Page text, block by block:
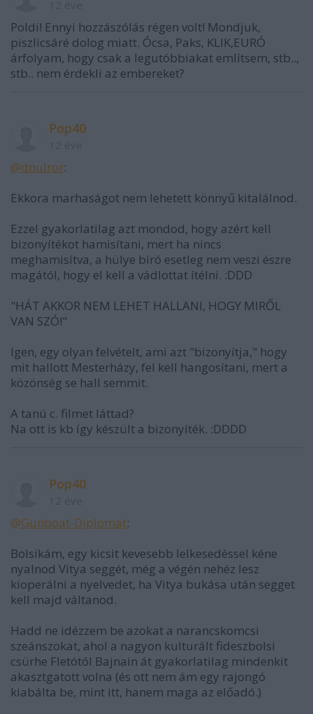
Poldi! Ennyi hozzászólás régen volt! Mondjuk,
piszlicsáré dolog miatt. Ócsa, Paks, KLIK,EURÓ
árfolyam, hogy csak a legutóbbiakat említsem, stb..,
stb.. nem érdekli az embereket?
Pop40
@dnulror:
Ekkora marhaságot nem lehetett könnyű kitalálnod.
Ezzel gyakorlatilag azt mondod, hogy azért kell
bizonyítékot hamisítani, mert ha nincs
meghamisítva, a hülye bíró esetleg nem veszi észre
magától, hogy el kell a vádlottat ítélni. :DDD
"HÁT AKKOR NEM LEHET HALLANI, HOGY MIRŐL
VAN SZÓ!"
Igen, egy olyan felvételt, ami azt "bizonyítja," hogy
mit hallott Mesterházy, fel kell hangosítani, mert a
közönség se hall semmit.
A tanú c. filmet láttad?
Na ott is kb így készült a bizonyíték. :DDDD
Pop40
@Gunboat-Diplomat:
Bolsikám, egy kicsit kevesebb lelkesedéssel kéne
nyalnod Vitya seggét, még a végén nehéz lesz
kioperálni a nyelvedet, ha Vitya bukása után segget
kell majd váltanod.
Hadd ne idézzem be azokat a narancskomcsi
szeánszokat, ahol a nagyon kulturált fideszbolsi
csürhe Fletótól Bajnain át gyakorlatilag mindenkit
akasztgatott volna (és ott nem ám egy rajongó
kiabálta be, mint itt, hanem maga az előadó.)